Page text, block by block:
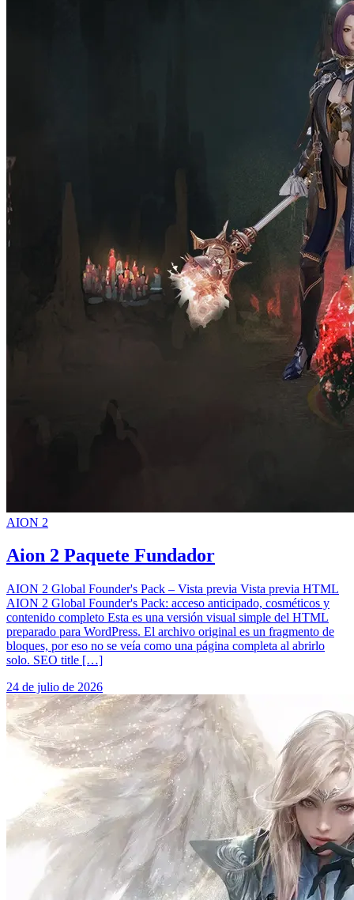
AION 2
Aion 2 Paquete Fundador
AION 2 Global Founder's Pack – Vista previa Vista previa HTML
AION 2 Global Founder's Pack: acceso anticipado, cosméticos y
contenido completo Esta es una versión visual simple del HTML
preparado para WordPress. El archivo original es un fragmento de
bloques, por eso no se veía como una página completa al abrirlo
solo. SEO title […]
24 de julio de 2026